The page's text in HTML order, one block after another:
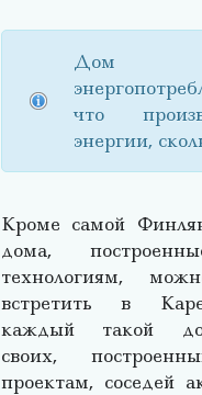
Дом
что
энергии,
Кроме самой
дома,
технологиям,
встретить в
каждый такой
своих,
проектам, соседей